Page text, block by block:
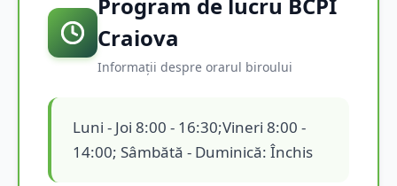
Craiova
Informații despre orarul biroului
Luni - Joi 8:00 - 16:30;Vineri 8:00 -
14:00; Sâmbătă - Duminică: Închis